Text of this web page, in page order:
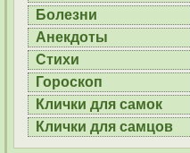
Болезни
Анекдоты
Стихи
Гороскоп
Клички для самок
Клички для самцов